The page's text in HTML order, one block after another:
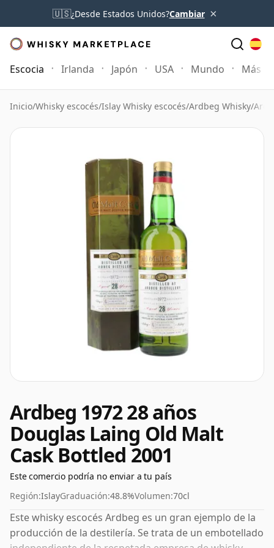
🇺🇸¿Desde Estados Unidos?Cambiar ×
Escocia Irlanda Japón USA Mundo Más
Inicio/Whisky escocés/Islay Whisky escocés/Ardbeg Whisky/
Ardbeg 1972 28 años
Douglas Laing Old Malt
Cask Bottled 2001
Este comercio podría no enviar a tu país
Región:IslayGraduación:48.8%Volumen:70cl
Este whisky escocés Ardbeg es un gran ejemplo de la
producción de la destilería. Se trata de un embotellado